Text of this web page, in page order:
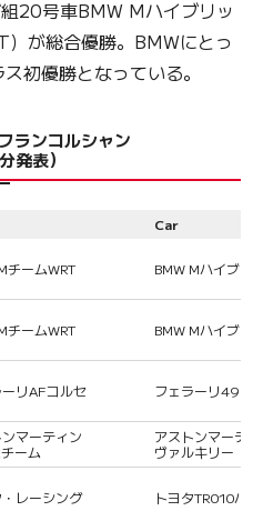
20号車BMW Mハイブリッ
が総合優勝。BMWにとっ
初優勝となっている。
ランコルシャン
発表）
Car
チームWRT BMW Mハイブリ
チームWRT BMW Mハイブリ
リAFコルセ フェラーリ499P
マーティン
ーム
アストンマーテ
ヴァルキリー
・レーシング トヨタTR010ハ